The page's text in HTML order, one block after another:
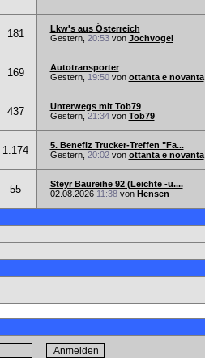
181
Lkw's aus Österreich
Gestern, 20:53von Jochvogel
169
Autotransporter
Gestern, 19:50von ottanta e novanta
437
Unterwegs mit Tob79
Gestern, 21:34von Tob79
1.174
5. Benefiz Trucker-Treffen "Fa...
Gestern, 20:02von ottanta e novanta
55
Steyr Baureihe 92 (Leichte -u....
02.08.2026 11:38von Hensen